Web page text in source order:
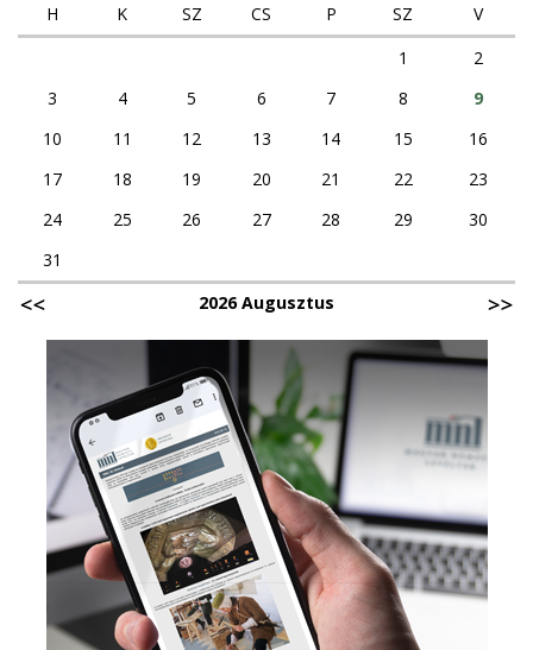
H
K SZ CS P SZ
V
1
2
3
4 5 6 7 8
9
10
11 12 13 14 15
16
17
18 19 20 21 22
23
24
25 26 27 28 29
30
31
2026 Augusztus